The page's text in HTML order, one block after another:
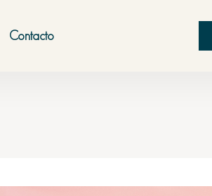
Contacto